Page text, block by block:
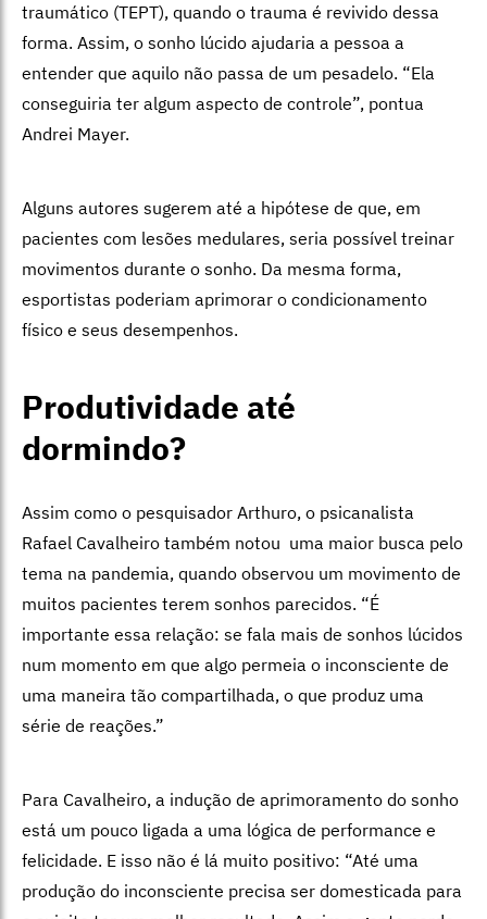
traumático (TEPT), quando o trauma é revivido dessa
forma. Assim, o sonho lúcido ajudaria a pessoa a
entender que aquilo não passa de um pesadelo. “Ela
conseguiria ter algum aspecto de controle”, pontua
Andrei Mayer.
Alguns autores sugerem até a hipótese de que, em
pacientes com lesões medulares, seria possível treinar
movimentos durante o sonho. Da mesma forma,
esportistas poderiam aprimorar o condicionamento
físico e seus desempenhos.
Produtividade até
dormindo?
Assim como o pesquisador Arthuro, o psicanalista
Rafael Cavalheiro também notou uma maior busca pelo
tema na pandemia, quando observou um movimento de
muitos pacientes terem sonhos parecidos. “É
importante essa relação: se fala mais de sonhos lúcidos
num momento em que algo permeia o inconsciente de
uma maneira tão compartilhada, o que produz uma
série de reações.”
Para Cavalheiro, a indução de aprimoramento do sonho
está um pouco ligada a uma lógica de performance e
felicidade. E isso não é lá muito positivo: “Até uma
produção do inconsciente precisa ser domesticada para